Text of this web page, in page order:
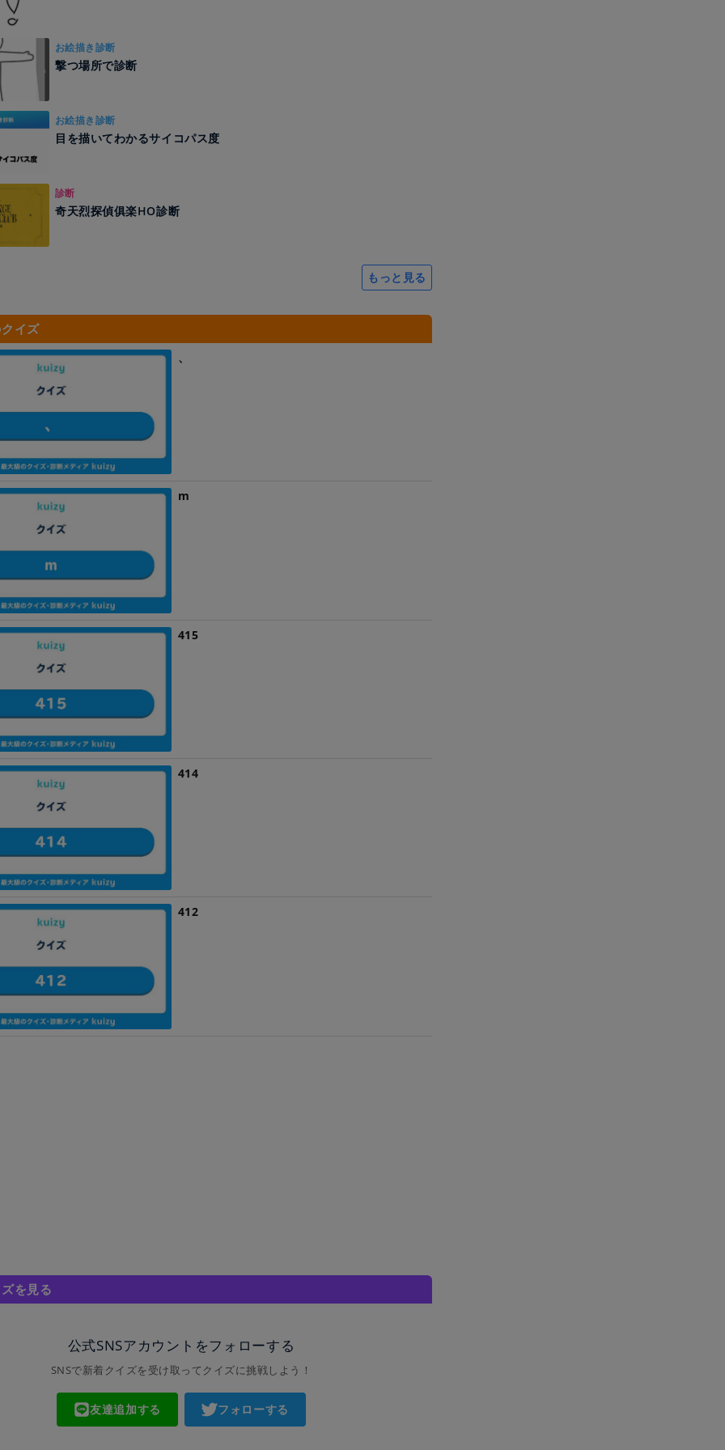
お絵描き診断
撃つ場所で診断
お絵描き診断
目を描いてわかるサイコパス度
診断
奇天烈探偵俱楽HO診断
もっと見る
イズ
、
m
415
414
412
を見る
公式SNSアカウントをフォローする
SNSで新着クイズを受け取ってクイズに挑戦しよう！
友達追加する フォローする